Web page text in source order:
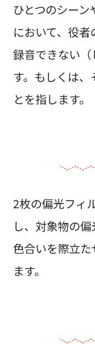
ひとつのシー
において、役
録音できない
す。もしくは
とを指します。
2枚の偏光フィ
し、対象物の
色合いを際立
ます。